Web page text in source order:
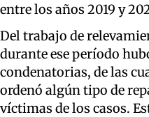
entre los años 2019 y
Del trabajo de
durante ese período
condenatorias, de las
ordenó algún tipo de
víctimas de los casos.